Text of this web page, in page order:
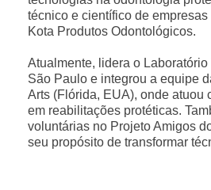
técnico e científico de
Kota Produtos Odontológicos.
Atualmente, lidera o
São Paulo e integrou a equipe
Arts (Flórida, EUA), onde atuou
em reabilitações protéticas.
voluntárias no Projeto Amigos
seu propósito de transformar